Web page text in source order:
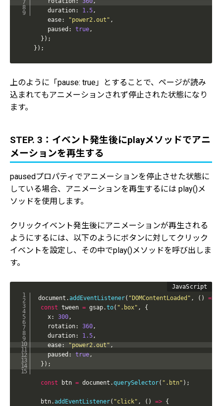
    duration
: 1.5,
    ease
: "power2.out" ,
    paused
: true,
} ) ;
} ) ;
上のように「pause: true」とすることで、ページが読み
込まれてもアニメーションされず停止された状態になり
ます。
STEP. 3：イベント発生後にplayメソッドでアニ
メーションを再生する
pausedプロパティでアニメーションを停止させた状態に
している場合、アニメーションを再生するには play()メ
ソッドを使用します。
クリックイベント発生後にアニメーションが再生される
ようにするには、以下のようにボタンに対してクリック
イベントを設定し、その中でplay()メソッドを呼び出しま
す。
document .addEventListener( "DOMContentLoaded" , ( ) =>
const tween = gsap.to( ".box" ,
{
    x
: 300,
    rotation
: 360,
    duration
: 1.5,
    ease
: "power2.out" ,
    paused
: true,
} ) ;
const btn = document .querySelector( ".btn" ) ;
  btn
.addEventListener( "click" , ( ) =>
{